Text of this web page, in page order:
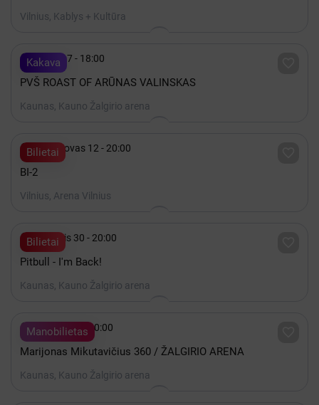
Vilnius, Kablys + Kultūra
Kakava
 Spalis 17 - 18:00
PVŠ ROAST OF ARŪNAS VALINSKAS
Kaunas, Kauno Žalgirio arena
Bilietai
 2027 Kovas 12 - 20:00
BI-2
Vilnius, Arena Vilnius
Bilietai
 Lapkritis 30 - 20:00
Pitbull - I'm Back!
Kaunas, Kauno Žalgirio arena
Manobilietas
 Gruodis 19 - 20:00
Marijonas Mikutavičius 360 / ŽALGIRIO ARENA
Kaunas, Kauno Žalgirio arena